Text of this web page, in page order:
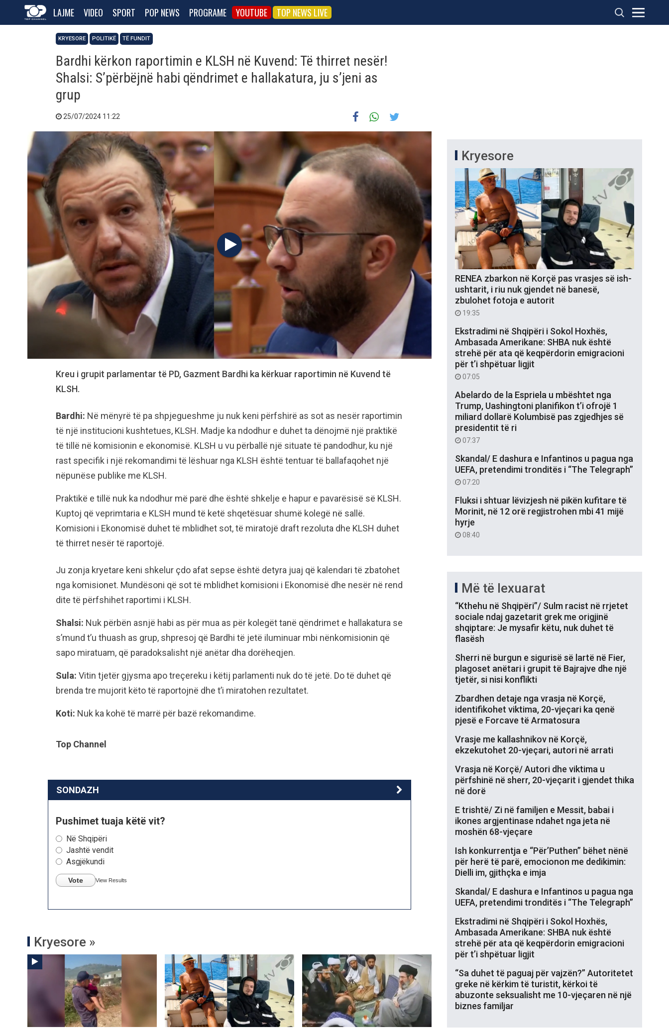
LAJME VIDEO SPORT POP NEWS PROGRAME YOUTUBE TOP NEWS LIVE
KRYESORE POLITIKË TË FUNDIT
Bardhi kërkon raportimin e KLSH në Kuvend: Të thirret nesër!
Shalsi: S’përbëjnë habi qëndrimet e hallakatura, ju s’jeni as
grup
25/07/2024 11:22
Kreu i grupit parlamentar të PD, Gazment Bardhi ka kërkuar raportimin në Kuvend të
KLSH.
Bardhi: Në mënyrë të pa shpjegueshme ju nuk keni përfshirë as sot as nesër raportimin
të një institucioni kushtetues, KLSH. Madje ka ndodhur e duhet ta dënojmë një praktikë
të tillë në komisionin e ekonomisë. KLSH u vu përballë një situate të pandodhur, ku një
rast specifik i një rekomandimi të lëshuar nga KLSH është tentuar të ballafaqohet një
nëpunëse publike me KLSH.
Praktikë e tillë nuk ka ndodhur më parë dhe është shkelje e hapur e pavarësisë së KLSH.
Kuptoj që veprimtaria e KLSH mund të ketë shqetësuar shumë kolegë në sallë.
Komisioni i Ekonomisë duhet të mblidhet sot, të miratojë draft rezoluta dhe KLSH duhet
të thirret nesër të raportojë.
Ju zonja kryetare keni shkelur çdo afat sepse është detyra juaj që kalendari të zbatohet
nga komisionet. Mundësoni që sot të mblidhet komisioni i Ekonomisë dhe nesër në rend
dite të përfshihet raportimi i KLSH.
Shalsi: Nuk përbën asnjë habi as për mua as për kolegët tanë qëndrimet e hallakatura se
s’mund t’u thuash as grup, shpresoj që Bardhi të jetë iluminuar mbi nënkomisionin që
sapo miratuam, që paradoksalisht një anëtar dha dorëheqjen.
Sula: Vitin tjetër gjysma apo treçereku i këtij parlamenti nuk do të jetë. Do të duhet që
brenda tre mujorit këto të raportojnë dhe t’i miratohen rezultatet.
Koti: Nuk ka kohë të marrë për bazë rekomandime.
Top Channel
SONDAZH
Pushimet tuaja këtë vit?
Në Shqipëri
Jashtë vendit
Asgjëkundi
Vote View Results
Kryesore »
Kryesore
RENEA zbarkon në Korçë pas vrasjes së ish-
ushtarit, i riu nuk gjendet në banesë,
zbulohet fotoja e autorit
19:35
Ekstradimi në Shqipëri i Sokol Hoxhës,
Ambasada Amerikane: SHBA nuk është
strehë për ata që keqpërdorin emigracioni
për t’i shpëtuar ligjit
07:05
Abelardo de la Espriela u mbështet nga
Trump, Uashingtoni planifikon t’i ofrojë 1
miliard dollarë Kolumbisë pas zgjedhjes së
presidentit të ri
07:37
Skandal/ E dashura e Infantinos u pagua nga
UEFA, pretendimi tronditës i “The Telegraph”
07:20
Fluksi i shtuar lëvizjesh në pikën kufitare të
Morinit, në 12 orë regjistrohen mbi 41 mijë
hyrje
08:40
Më të lexuarat
“Kthehu në Shqipëri”/ Sulm racist në rrjetet
sociale ndaj gazetarit grek me origjinë
shqiptare: Je mysafir këtu, nuk duhet të
flasësh
Sherri në burgun e sigurisë së lartë në Fier,
plagoset anëtari i grupit të Bajrajve dhe një
tjetër, si nisi konflikti
Zbardhen detaje nga vrasja në Korçë,
identifikohet viktima, 20-vjeçari ka qenë
pjesë e Forcave të Armatosura
Vrasje me kallashnikov në Korçë,
ekzekutohet 20-vjeçari, autori në arrati
Vrasja në Korçë/ Autori dhe viktima u
përfshinë në sherr, 20-vjeçarit i gjendet thika
në dorë
E trishtë/ Zi në familjen e Messit, babai i
ikones argjentinase ndahet nga jeta në
moshën 68-vjeçare
Ish konkurrentja e “Për’Puthen” bëhet nënë
për herë të parë, emocionon me dedikimin:
Dielli im, gjithçka e imja
Skandal/ E dashura e Infantinos u pagua nga
UEFA, pretendimi tronditës i “The Telegraph”
Ekstradimi në Shqipëri i Sokol Hoxhës,
Ambasada Amerikane: SHBA nuk është
strehë për ata që keqpërdorin emigracioni
për t’i shpëtuar ligjit
“Sa duhet të paguaj për vajzën?” Autoritetet
greke në kërkim të turistit, kërkoi të
abuzonte seksualisht me 10-vjeçaren në një
biznes familjar